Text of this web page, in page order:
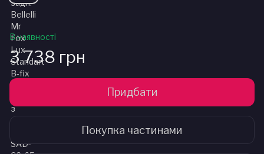
В наявності
3 738 грн
Придбати
Покупка частинами